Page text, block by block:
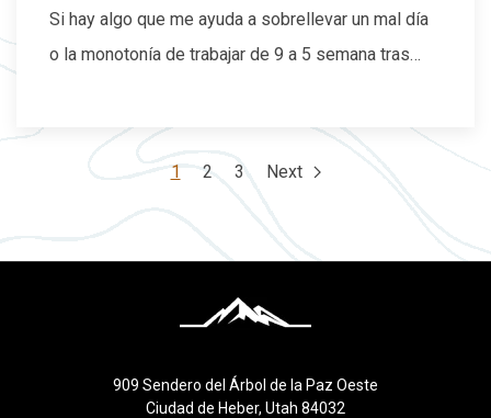
Si hay algo que me ayuda a sobrellevar un mal día
o la monotonía de trabajar de 9 a 5 semana tras…
1 2 3 Next
909 Sendero del Árbol de la Paz Oeste
Ciudad de Heber, Utah 84032